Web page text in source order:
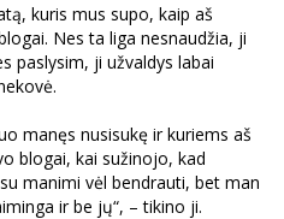
kuris mus supo, kaip aš
Nes ta liga nesnaudžia, ji
paslysim, ji užvaldys labai
manęs nusisukę ir kuriems aš
blogai, kai sužinojo, kad
manimi vėl bendrauti, bet man
ir be jų“, – tikino ji.